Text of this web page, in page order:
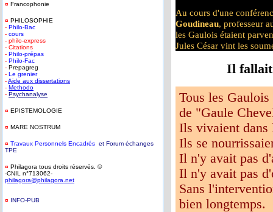
¤ Francophonie
¤ PHILOSOPHIE
- Philo-Bac
- cours
- philo-express
- Citations
- Philo-prépas
- Philo-Fac
- Prepagreg
- Le grenier
-Aide aux dissertations
- Methodo
- Psychanalyse
¤ EPISTEMOLOGIE
¤ MARE NOSTRUM
¤ Travaux Personnels Encadrés et Forum échanges
TPE
¤ Philagora tous droits réservés. ©
-CNIL n°713062-
philagora@philagora.net
¤ INFO-PUB
Au cours d'une
Goudineau, professeur
les Gaulois étaient
Jules César vint les
Il fallait
Tous les
de "Gaule
Ils vivaient dans
Ils se
Il n'y avait pas
Il n'y avait pas
Sans
bien longtemps.